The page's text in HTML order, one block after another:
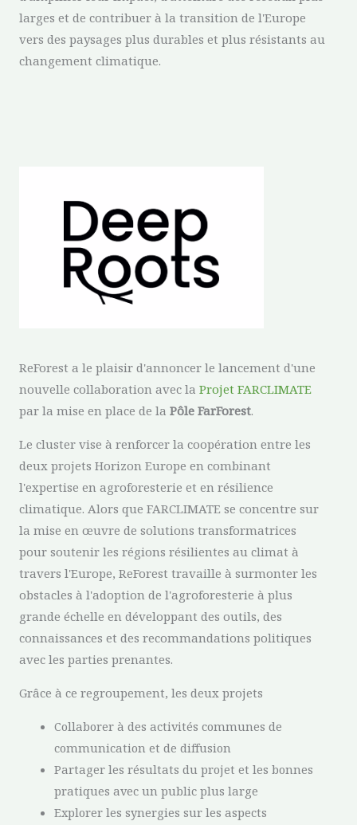
larges et de contribuer à la transition de l'Europe
vers des paysages plus durables et plus résistants au
changement climatique.
ReForest a le plaisir d'annoncer le lancement d'une
nouvelle collaboration avec la Projet FARCLIMATE
par la mise en place de la Pôle FarForest.
Le cluster vise à renforcer la coopération entre les
deux projets Horizon Europe en combinant
l'expertise en agroforesterie et en résilience
climatique. Alors que FARCLIMATE se concentre sur
la mise en œuvre de solutions transformatrices
pour soutenir les régions résilientes au climat à
travers l'Europe, ReForest travaille à surmonter les
obstacles à l'adoption de l'agroforesterie à plus
grande échelle en développant des outils, des
connaissances et des recommandations politiques
avec les parties prenantes.
Grâce à ce regroupement, les deux projets
Collaborer à des activités communes de
communication et de diffusion
Partager les résultats du projet et les bonnes
pratiques avec un public plus large
Explorer les synergies sur les aspects